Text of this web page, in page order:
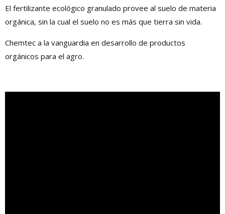
El fertilizante ecológico granulado provee al suelo de materia
orgánica, sin la cual el suelo no es más que tierra sin vida.
Chemtec a la vanguardia en desarrollo de productos
orgánicos para el agro.